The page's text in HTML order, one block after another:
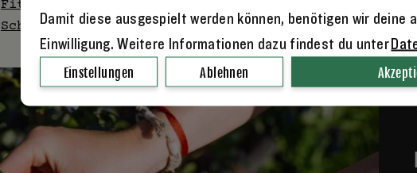
Fit durch Schnitt - Infos zum Winterschnitt
Schädling Kirschessigfliege
Damit diese ausgespielt werden können, benötigen wir deine
Einwilligung. Weitere Informationen dazu findest du unter
Einstellungen Ablehnen